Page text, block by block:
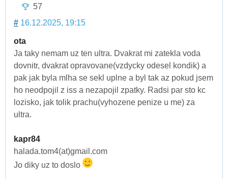
57
# 16.12.2025, 19:15
ota
Ja taky nemam uz ten ultra. Dvakrat mi zatekla voda
dovnitr, dvakrat opravovane(vzdycky odesel kondik) a
pak jak byla mlha se sekl uplne a byl tak az pokud jsem
ho neodpojil z iss a nezapojil zpatky. Radsi par sto kc
lozisko, jak tolik prachu(vyhozene penize u me) za
ultra.
kapr84
halada.tom4(at)gmail.com
Jo diky uz to doslo